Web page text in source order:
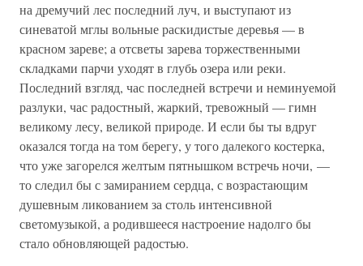
на дремучий лес последний луч, и выступают из
синеватой мглы вольные раскидистые деревья — в
красном зареве; а отсветы зарева торжественными
складками парчи уходят в глубь озера или реки.
Последний взгляд, час последней встречи и неминуемой
разлуки, час радостный, жаркий, тревожный — гимн
великому лесу, великой природе. И если бы ты вдруг
оказался тогда на том берегу, у того далекого костерка,
что уже загорелся желтым пятнышком встречь ночи, —
то следил бы с замиранием сердца, с возрастающим
душевным ликованием за столь интенсивной
светомузыкой, а родившееся настроение надолго бы
стало обновляющей радостью.